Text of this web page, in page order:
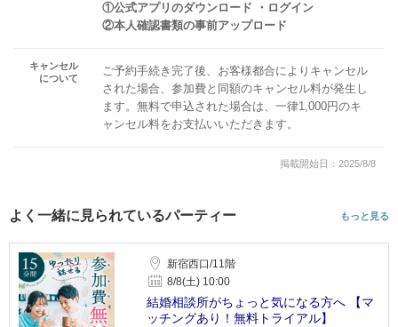
①公式アプリのダウンロード ・ログイン
②本人確認書類の事前アップロード
キャンセル
について
ご予約手続き完了後、お客様都合によりキャンセル
された場合、参加費と同額のキャンセル料が発生し
ます。無料で申込された場合は、一律1,000円のキ
ャンセル料をお支払いいただきます。
掲載開始日：2025/8/8
よく一緒に見られているパーティー もっと見る
新宿西口/11階
8/8(土) 10:00
結婚相談所がちょっと気になる方へ 【マ
ッチングあり！無料トライアル】